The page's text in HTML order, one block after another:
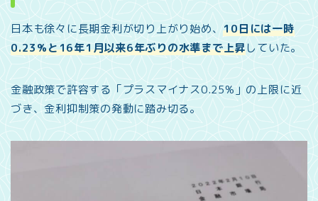
日本も徐々に長期金利が切り上がり始め、10日には一時
0.23%と16年1月以来6年ぶりの水準まで上昇していた。
金融政策で許容する「プラスマイナス0.25%」の上限に近
づき、金利抑制策の発動に踏み切る。